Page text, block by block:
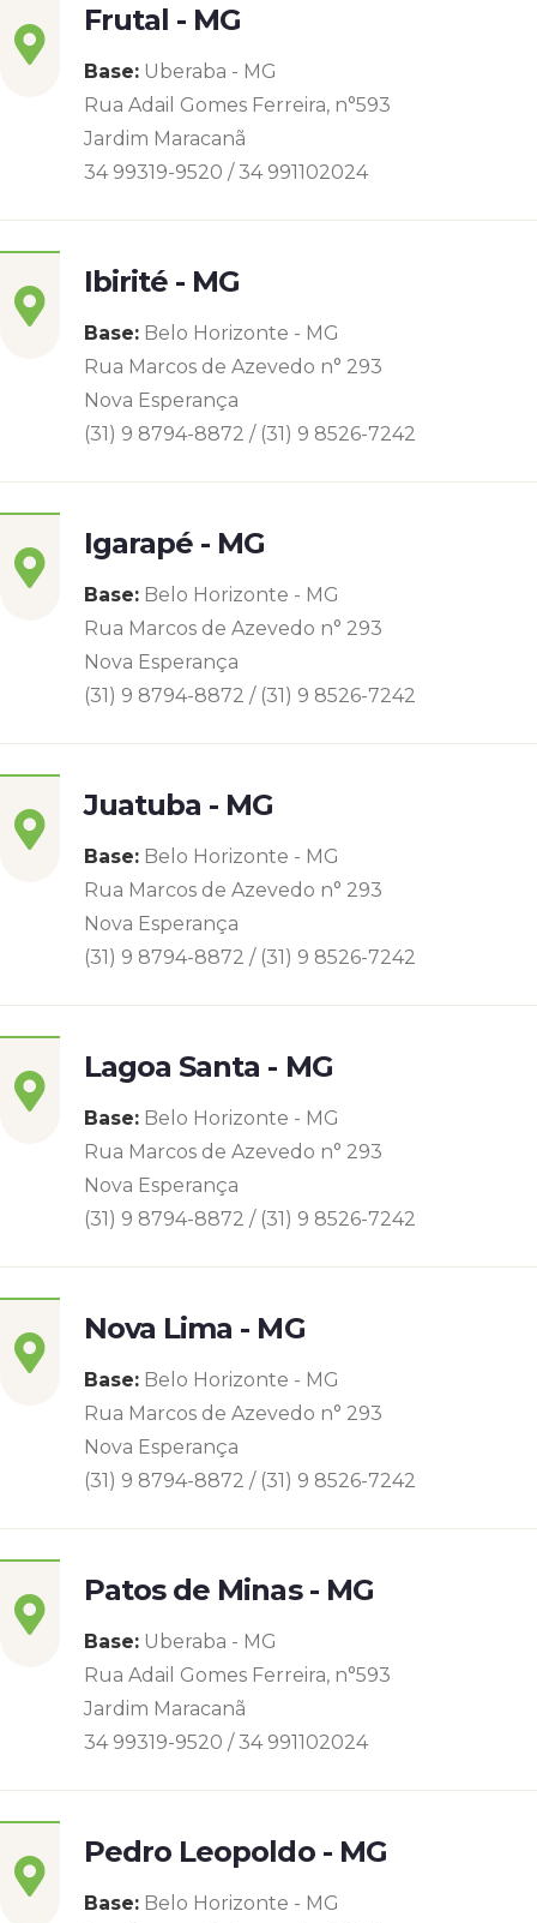
Frutal - MG
Base: Uberaba - MG
Rua Adail Gomes Ferreira, n°593
Jardim Maracanã
34 99319-9520 / 34 991102024
Ibirité - MG
Base: Belo Horizonte - MG
Rua Marcos de Azevedo n° 293
Nova Esperança
(31) 9 8794-8872 / (31) 9 8526-7242
Igarapé - MG
Base: Belo Horizonte - MG
Rua Marcos de Azevedo n° 293
Nova Esperança
(31) 9 8794-8872 / (31) 9 8526-7242
Juatuba - MG
Base: Belo Horizonte - MG
Rua Marcos de Azevedo n° 293
Nova Esperança
(31) 9 8794-8872 / (31) 9 8526-7242
Lagoa Santa - MG
Base: Belo Horizonte - MG
Rua Marcos de Azevedo n° 293
Nova Esperança
(31) 9 8794-8872 / (31) 9 8526-7242
Nova Lima - MG
Base: Belo Horizonte - MG
Rua Marcos de Azevedo n° 293
Nova Esperança
(31) 9 8794-8872 / (31) 9 8526-7242
Patos de Minas - MG
Base: Uberaba - MG
Rua Adail Gomes Ferreira, n°593
Jardim Maracanã
34 99319-9520 / 34 991102024
Pedro Leopoldo - MG
Base: Belo Horizonte - MG